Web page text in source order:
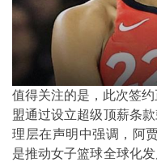
值得关注的是，此次签
盟通过设立超级顶薪条
理层在声明中强调，阿
是推动女子篮球全球化